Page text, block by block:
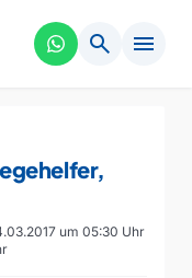
search menu
um 05:30 Uhr